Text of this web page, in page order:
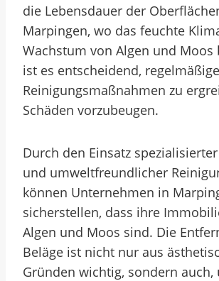
die Lebensdauer der
Marpingen, wo das feuchte
Wachstum von Algen und Moos
ist es entscheidend, regelmäßige
Reinigungsmaßnahmen zu
Schäden vorzubeugen.
Durch den Einsatz
und umweltfreundlicher
können Unternehmen in
sicherstellen, dass ihre
Algen und Moos sind. Die
Beläge ist nicht nur aus
Gründen wichtig, sondern auch,